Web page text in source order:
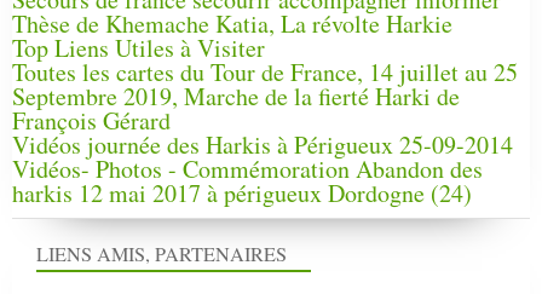
Thèse de Khemache Katia, La révolte Harkie
Top Liens Utiles à Visiter
Toutes les cartes du Tour de France, 14 juillet au 25
Septembre 2019, Marche de la fierté Harki de
François Gérard
Vidéos journée des Harkis à Périgueux 25-09-2014
Vidéos- Photos - Commémoration Abandon des
harkis 12 mai 2017 à périgueux Dordogne (24)
LIENS AMIS, PARTENAIRES